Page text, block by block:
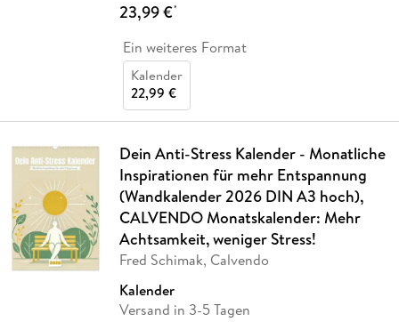
23,99 €*
Ein weiteres Format
Kalender
22,99 €
Dein Anti-Stress Kalender - Monatliche
Inspirationen für mehr Entspannung
(Wandkalender 2026 DIN A3 hoch),
CALVENDO Monatskalender: Mehr
Achtsamkeit, weniger Stress!
Fred Schimak, Calvendo
Kalender
Versand in 3-5 Tagen